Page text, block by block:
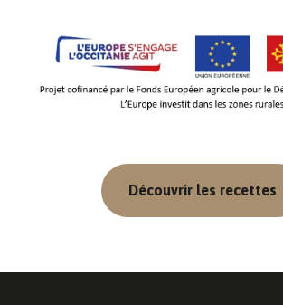
Découvrir les recettes